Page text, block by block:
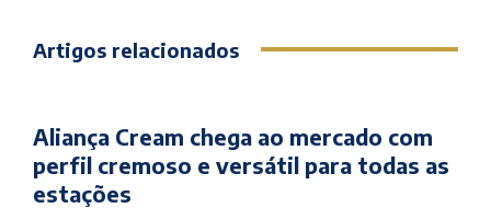
Artigos relacionados
Aliança Cream chega ao mercado com
perfil cremoso e versátil para todas as
estações